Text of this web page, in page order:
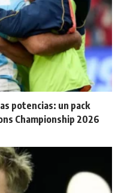
potencias: un pack
Championship 2026